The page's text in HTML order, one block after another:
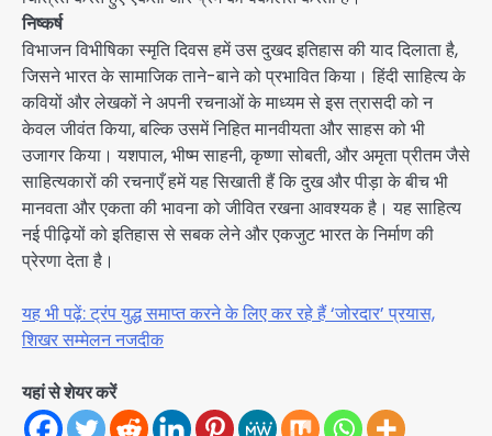
निष्कर्ष
विभाजन विभीषिका स्मृति दिवस हमें उस दुखद इतिहास की याद दिलाता है,
जिसने भारत के सामाजिक ताने-बाने को प्रभावित किया। हिंदी साहित्य के
कवियों और लेखकों ने अपनी रचनाओं के माध्यम से इस त्रासदी को न
केवल जीवंत किया, बल्कि उसमें निहित मानवीयता और साहस को भी
उजागर किया। यशपाल, भीष्म साहनी, कृष्णा सोबती, और अमृता प्रीतम जैसे
साहित्यकारों की रचनाएँ हमें यह सिखाती हैं कि दुख और पीड़ा के बीच भी
मानवता और एकता की भावना को जीवित रखना आवश्यक है। यह साहित्य
नई पीढ़ियों को इतिहास से सबक लेने और एकजुट भारत के निर्माण की
प्रेरणा देता है।
यह भी पढ़ें: ट्रंप युद्ध समाप्त करने के लिए कर रहे हैं ‘जोरदार’ प्रयास,
शिखर सम्मेलन नजदीक
यहां से शेयर करें